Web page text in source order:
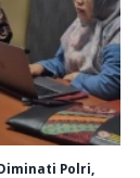
Polri,